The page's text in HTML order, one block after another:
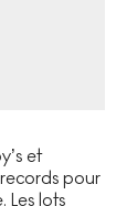
et
pour
. Les lots